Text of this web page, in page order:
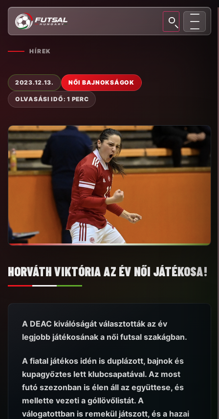
HÍREK
2023.12.13. NŐI BAJNOKSÁGOK
OLVASÁSI IDŐ: 1 PERC
HORVÁTH VIKTÓRIA AZ ÉV NŐI JÁTÉKOSA!
A DEAC kiválóságát választották az év
legjobb játékosának a női futsal szakágban.
A fiatal játékos idén is duplázott, bajnok és
kupagyőztes lett klubcsapatával. Az most
futó szezonban is élen áll az együttese, és
mellette vezeti a góllövőlistát. A
válogatottban is remekül játszott, és a hazai